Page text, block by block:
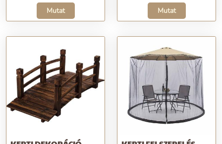
Mutat Mutat